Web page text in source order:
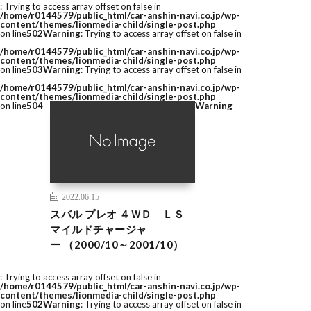
: Trying to access array offset on false in
/home/r0144579/public_html/car-anshin-navi.co.jp/wp-
content/themes/lionmedia-child/single-post.php
on line502Warning: Trying to access array offset on false in
/home/r0144579/public_html/car-anshin-navi.co.jp/wp-
content/themes/lionmedia-child/single-post.php
on line503Warning: Trying to access array offset on false in
/home/r0144579/public_html/car-anshin-navi.co.jp/wp-
content/themes/lionmedia-child/single-post.php
on line504
2022.06.15
スバル プレオ ４ＷＤ ＬＳ
マイルドチャージャ
ー （2000/10～2001/10）
Warning
: Trying to access array offset on false in
/home/r0144579/public_html/car-anshin-navi.co.jp/wp-
content/themes/lionmedia-child/single-post.php
on line502Warning: Trying to access array offset on false in